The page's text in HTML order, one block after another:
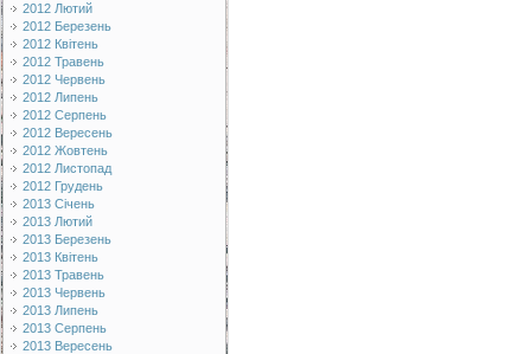
2012 Лютий
2012 Березень
2012 Квітень
2012 Травень
2012 Червень
2012 Липень
2012 Серпень
2012 Вересень
2012 Жовтень
2012 Листопад
2012 Грудень
2013 Січень
2013 Лютий
2013 Березень
2013 Квітень
2013 Травень
2013 Червень
2013 Липень
2013 Серпень
2013 Вересень